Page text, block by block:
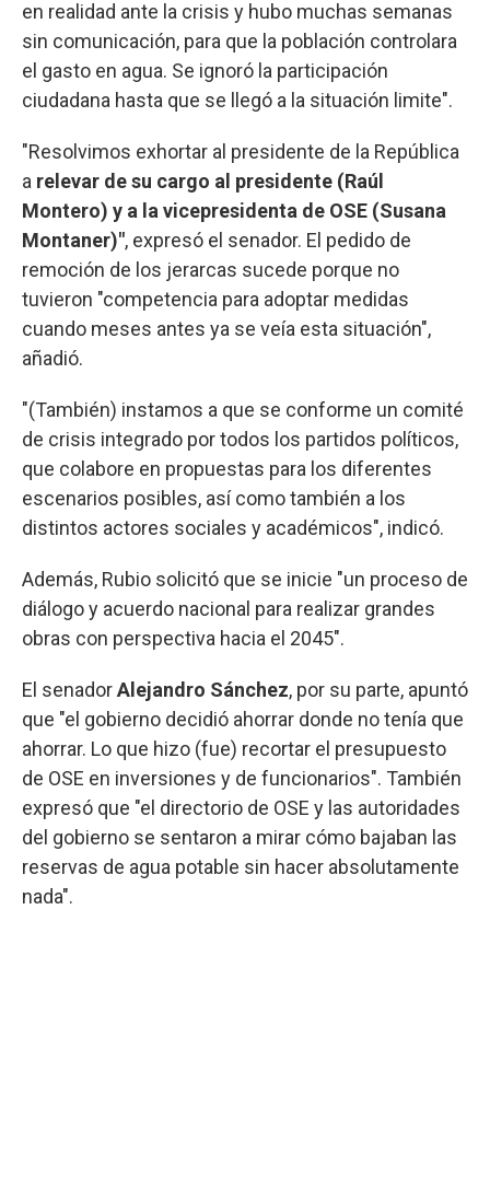
en realidad ante la crisis y hubo muchas semanas
sin comunicación, para que la población controlara
el gasto en agua. Se ignoró la participación
ciudadana hasta que se llegó a la situación limite".
"Resolvimos exhortar al presidente de la República
a relevar de su cargo al presidente (Raúl
Montero) y a la vicepresidenta de OSE (Susana
Montaner)", expresó el senador. El pedido de
remoción de los jerarcas sucede porque no
tuvieron "competencia para adoptar medidas
cuando meses antes ya se veía esta situación",
añadió.
"(También) instamos a que se conforme un comité
de crisis integrado por todos los partidos políticos,
que colabore en propuestas para los diferentes
escenarios posibles, así como también a los
distintos actores sociales y académicos", indicó.
Además, Rubio solicitó que se inicie "un proceso de
diálogo y acuerdo nacional para realizar grandes
obras con perspectiva hacia el 2045".
El senadorAlejandro Sánchez, por su parte, apuntó
que "el gobierno decidió ahorrar donde no tenía que
ahorrar. Lo que hizo (fue) recortar el presupuesto
de OSE en inversiones y de funcionarios". También
expresó que "el directorio de OSE y las autoridades
del gobierno se sentaron a mirar cómo bajaban las
reservas de agua potable sin hacer absolutamente
nada".